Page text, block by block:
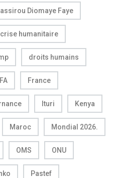
Diomaye Faye
crise humanitaire
droits humains
France
Ituri Kenya
Maroc Mondial 2026.
OMS ONU
Pastef